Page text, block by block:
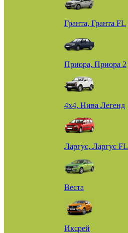
Гранта, Гранта FL
Приора, Приора 2
4х4, Нива Легенд
Ларгус, Ларгус FL
Веста
Иксрей